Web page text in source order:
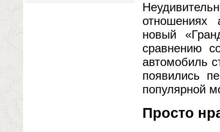
отношениях
новый
сравнению
автомобиль
появились
популярной
Просто